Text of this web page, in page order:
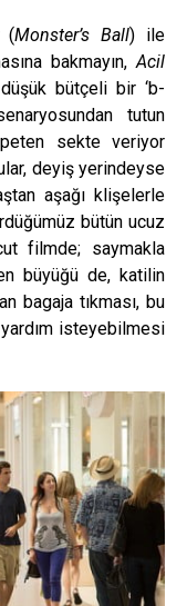
Monster’s Ball) ile
bakmayın,Acil
bütçeli bir ‘b-
tutun
sekte veriyor
deyiş yerindeyse
aşağı klişelerle
bütün ucuz
filmde; saymakla
büyüğü de, katilin
bagaja tıkması, bu
yardım isteyebilmesi